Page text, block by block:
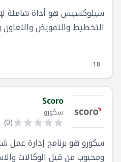
سيلوكسيس هو أداة شاملة
التخطيط والتفويض والتعاون
18
Scoro
سكورو
(
0
)
سكورو هو برنامج إدارة عمل
ومحبوب من قبل الوكالات